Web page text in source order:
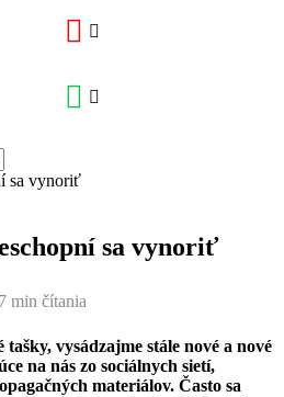
sa vynoriť
7 min čítania
vysádzajme stále nové a nové
na nás zo sociálnych sietí,
materiálov. Často sa